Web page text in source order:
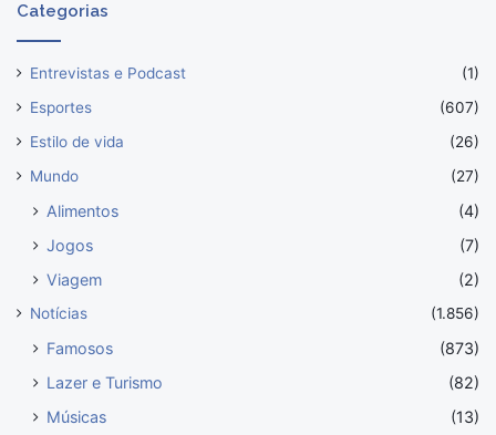
Categorias
Entrevistas e Podcast
(1)
Esportes
(607)
Estilo de vida
(26)
Mundo
(27)
Alimentos
(4)
Jogos
(7)
Viagem
(2)
Notícias (1.856)
Famosos
(873)
Lazer e Turismo
(82)
Músicas
(13)